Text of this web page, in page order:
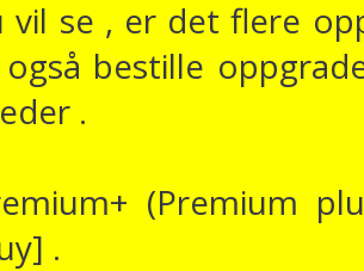
vil se , er det flere
også bestille
.
(Premium
.